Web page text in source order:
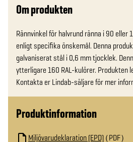
Om produkten
Rännvinkel för halvrund ränna i 90 eller
enligt specifika önskemål. Denna
galvaniserat stål i 0,6 mm tjocklek.
ytterligare 160 RAL-kulörer. Produkten
Kontakta er Lindab-säljare för mer
Produktinformation
Miljövarudeklaration (EPD) PDF